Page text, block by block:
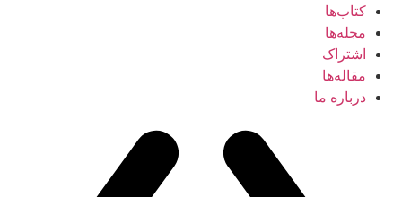
کتاب‌ها
مجله‌ها
اشتراک
مقاله‌ها
درباره ما